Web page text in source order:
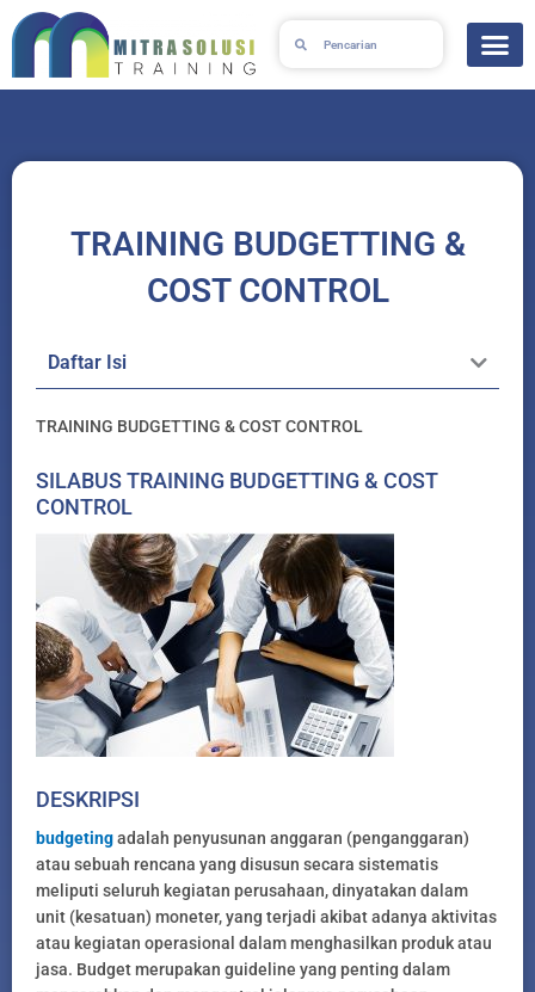
Skip
to
TRAINING BUDGETTING &
COST CONTROL
Daftar Isi
TRAINING BUDGETTING & COST CONTROL
SILABUS TRAINING BUDGETTING & COST
CONTROL
DESKRIPSI
budgetingadalah penyusunan anggaran (penganggaran)
atau sebuah rencana yang disusun secara sistematis
meliputi seluruh kegiatan perusahaan, dinyatakan dalam
unit (kesatuan) moneter, yang terjadi akibat adanya aktivitas
atau kegiatan operasional dalam menghasilkan produk atau
jasa. Budget merupakan guideline yang penting dalam